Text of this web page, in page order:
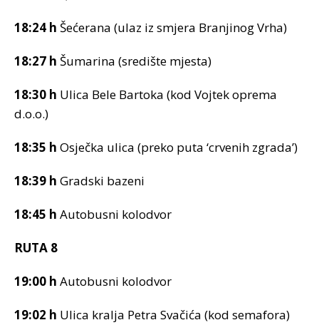
18:24 h Šećerana (ulaz iz smjera Branjinog Vrha)
18:27 h Šumarina (središte mjesta)
18:30 h Ulica Bele Bartoka (kod Vojtek oprema
d.o.o.)
18:35 h Osječka ulica (preko puta ‘crvenih zgrada’)
18:39 h Gradski bazeni
18:45 h Autobusni kolodvor
RUTA 8
19:00 h Autobusni kolodvor
19:02 h Ulica kralja Petra Svačića (kod semafora)